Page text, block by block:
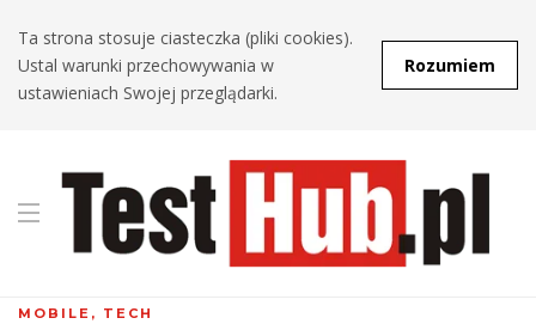
Ta strona stosuje ciasteczka (pliki cookies).
Ustal warunki przechowywania w
ustawieniach Swojej przeglądarki.
Rozumiem
MOBILE , TECH